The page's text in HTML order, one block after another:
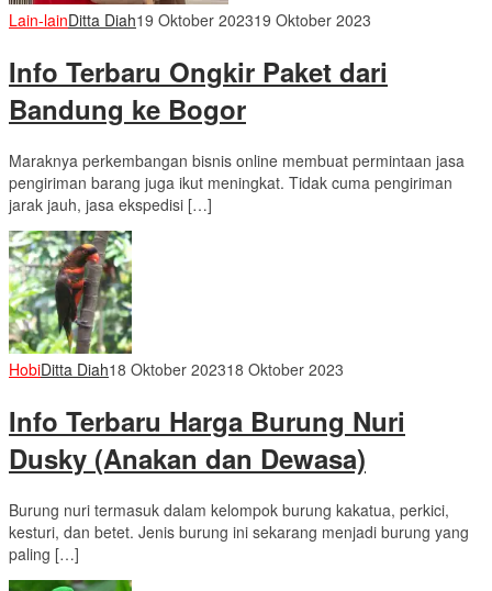
Lain-lainDitta Diah19 Oktober 202319 Oktober 2023
Info Terbaru Ongkir Paket dari
Bandung ke Bogor
Maraknya perkembangan bisnis online membuat permintaan jasa
pengiriman barang juga ikut meningkat. Tidak cuma pengiriman
jarak jauh, jasa ekspedisi […]
HobiDitta Diah18 Oktober 202318 Oktober 2023
Info Terbaru Harga Burung Nuri
Dusky (Anakan dan Dewasa)
Burung nuri termasuk dalam kelompok burung kakatua, perkici,
kesturi, dan betet. Jenis burung ini sekarang menjadi burung yang
paling […]